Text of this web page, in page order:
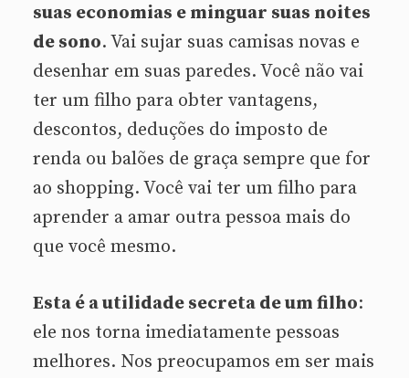
suas economias e minguar suas noites
de sono. Vai sujar suas camisas novas e
desenhar em suas paredes. Você não vai
ter um filho para obter vantagens,
descontos, deduções do imposto de
renda ou balões de graça sempre que for
ao shopping. Você vai ter um filho para
aprender a amar outra pessoa mais do
que você mesmo.
Esta é a utilidade secreta de um filho:
ele nos torna imediatamente pessoas
melhores. Nos preocupamos em ser mais